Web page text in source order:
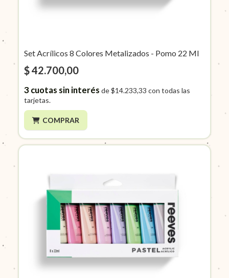
Set Acrílicos 8 Colores Metalizados - Pomo 22 Ml
$ 42.700,00
3cuotas sin interés de$14.233,33 con todas las
tarjetas.
COMPRAR